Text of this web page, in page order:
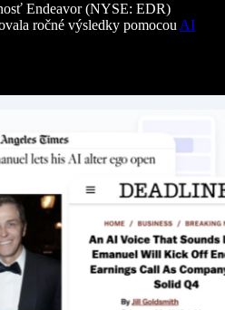
Endeavor (NYSE: EDR)
ročné výsledky pomocou AI